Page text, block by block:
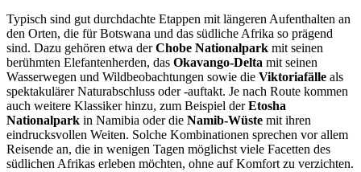
Typisch sind gut durchdachte Etappen mit längeren Aufenthalten an
den Orten, die für Botswana und das südliche Afrika so prägend
sind. Dazu gehören etwa derChobe Nationalpark mit seinen
berühmten Elefantenherden, das Okavango-Delta mit seinen
Wasserwegen und Wildbeobachtungen sowie die Viktoriafälle als
spektakulärer Naturabschluss oder -auftakt. Je nach Route kommen
auch weitere Klassiker hinzu, zum Beispiel derEtosha
Nationalpark in Namibia oder die Namib-Wüste mit ihren
eindrucksvollen Weiten. Solche Kombinationen sprechen vor allem
Reisende an, die in wenigen Tagen möglichst viele Facetten des
südlichen Afrikas erleben möchten, ohne auf Komfort zu verzichten.